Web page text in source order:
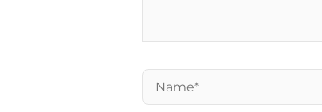
Name*